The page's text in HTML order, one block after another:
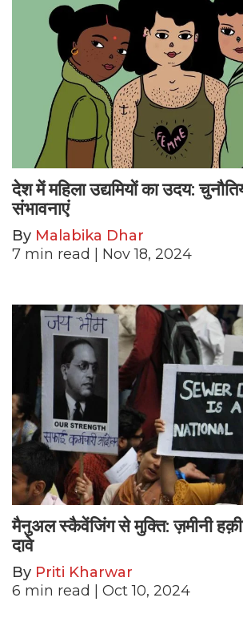
देश में महिला उद्यमियों का उदय:
संभावनाएं
By Malabika Dhar
7 min read | Nov 18, 2024
मैनुअल स्कैवेंजिंग से मुक्ति: ज़मीनी
दावे
By Priti Kharwar
6 min read | Oct 10, 2024